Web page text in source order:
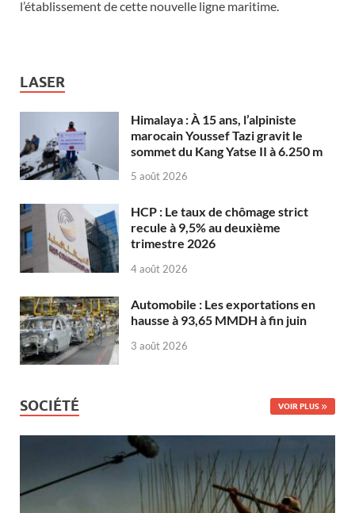
l’établissement de cette nouvelle ligne maritime.
LASER
Himalaya : À 15 ans, l’alpiniste
marocain Youssef Tazi gravit le
sommet du Kang Yatse II à 6.250 m
5 août 2026
HCP : Le taux de chômage strict
recule à 9,5% au deuxième
trimestre 2026
4 août 2026
Automobile : Les exportations en
hausse à 93,65 MMDH à fin juin
3 août 2026
SOCIÉTÉ VOIR PLUS